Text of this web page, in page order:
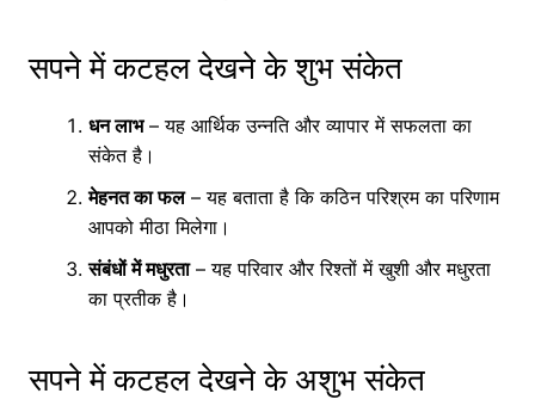
सपने में कटहल देखने के शुभ संकेत
धन लाभ– यह आर्थिक उन्नति और व्यापार में सफलता का
संकेत है।
मेहनत का फल– यह बताता है कि कठिन परिश्रम का परिणाम
आपको मीठा मिलेगा।
संबंधों में मधुरता– यह परिवार और रिश्तों में खुशी और मधुरता
का प्रतीक है।
सपने में कटहल देखने के अशुभ संकेत